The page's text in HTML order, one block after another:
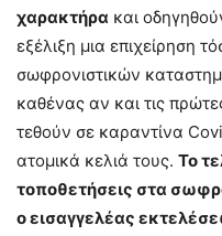
χαρακτήρα και
εξέλιξη μια επιχείρηση
σωφρονιστικών
καθένας αν και τις
τεθούν σε καραντίνα
ατομικά κελιά τους. Το
τοποθετήσεις στα
ο εισαγγελέας